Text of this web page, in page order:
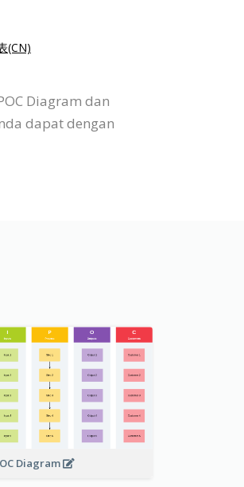
(CN)
Diagram dan
dapat dengan
Diagram